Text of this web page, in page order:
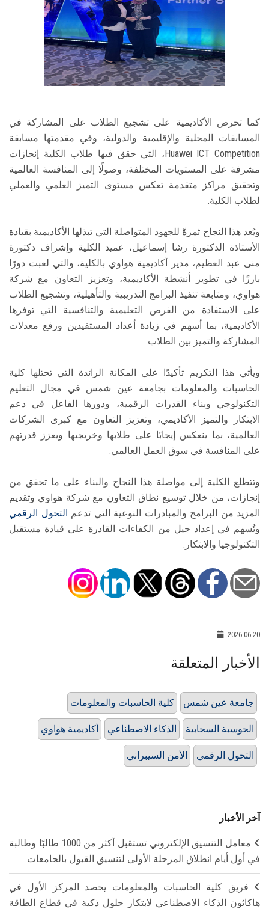
كما تحرص الأكاديمية على تشجيع الطلاب على المشاركة في
المسابقات المحلية والإقليمية والدولية، وفي مقدمتها مسابقة
Huawei ICT Competition، التي حقق فيها طلاب الكلية إنجازات
مشرفة على المستويات المختلفة، وصولًا إلى المنافسة العالمية
وتحقيق مراكز متقدمة تعكس مستوى التميز العلمي والعملي
لطلاب الكلية.
ويُعد هذا النجاح ثمرةً للجهود المتواصلة التي تبذلها الأكاديمية بقيادة
الأستاذة الدكتورة رشا إسماعيل، عميد الكلية وإشراف دكتورة
منى عبد العظيم، مدير أكاديمية هواوي بالكلية، والتي لعبت دورًا
بارزًا في تطوير أنشطة الأكاديمية، وتعزيز التعاون مع شركة
هواوي، ومتابعة تنفيذ البرامج التدريبية والتأهيلية، وتشجيع الطلاب
على الاستفادة من الفرص التعليمية والتنافسية التي توفرها
الأكاديمية، بما أسهم في زيادة أعداد المستفيدين ورفع معدلات
المشاركة والتميز بين الطلاب.
ويأتي هذا التكريم تأكيدًا على المكانة الرائدة التي تحتلها كلية
الحاسبات والمعلومات بجامعة عين شمس في مجال التعليم
التكنولوجي وبناء القدرات الرقمية، ودورها الفاعل في دعم
الابتكار والتميز الأكاديمي، وتعزيز التعاون مع كبرى الشركات
العالمية، بما ينعكس إيجابًا على طلابها وخريجيها ويعزز قدرتهم
على المنافسة في سوق العمل العالمي.
وتتطلع الكلية إلى مواصلة هذا النجاح والبناء على ما تحقق من
إنجازات، من خلال توسيع نطاق التعاون مع شركة هواوي وتقديم
المزيد من البرامج والمبادرات النوعية التي تدعم التحول الرقمي
وتُسهم في إعداد جيل من الكفاءات القادرة على قيادة مستقبل
التكنولوجيا والابتكار.
2026-06-20
الأخبار المتعلقة
كلية الحاسبات والمعلومات جامعة عين شمس
أكاديمية هواوي الذكاء الاصطناعي الحوسبة السحابية
الأمن السيبراني التحول الرقمي
آخر الأخبار
معامل التنسيق الإلكتروني تستقبل أكثر من 1000 طالبًا وطالبة
في أول أيام انطلاق المرحلة الأولى لتنسيق القبول بالجامعات
فريق كلية الحاسبات والمعلومات يحصد المركز الأول في
هاكاثون الذكاء الاصطناعي لابتكار حلول ذكية في قطاع الطاقة